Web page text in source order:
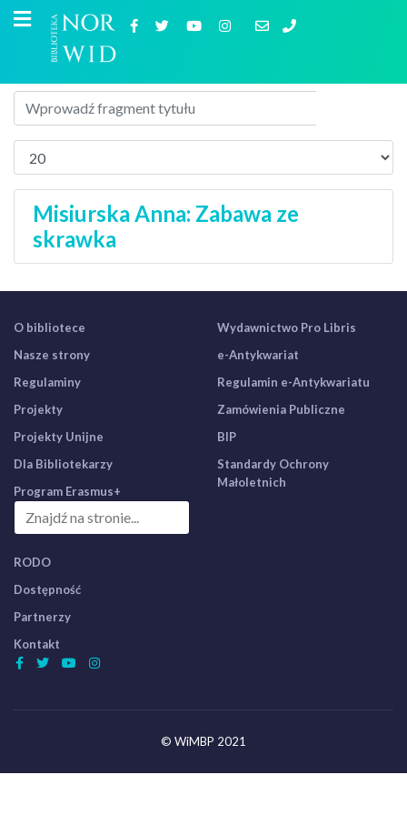
Misiurska Anna: Zabawa ze
skrawka
O bibliotece
Nasze strony
Regulaminy
Projekty
Projekty Unijne
Dla Bibliotekarzy
Program Erasmus+
Wydawnictwo Pro Libris
e-Antykwariat
Regulamin e-Antykwariatu
Zamówienia Publiczne
BIP
Standardy Ochrony
Małoletnich
RODO
Dostępność
Partnerzy
Kontakt
© WiMBP 2021